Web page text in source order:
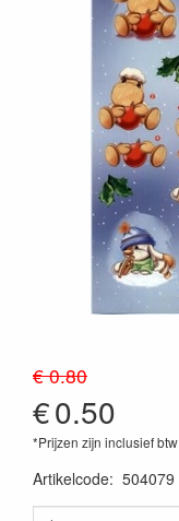
€ 0.80
€0.50
*Prijzen zijn inclusief btw
Artikelcode: 504079